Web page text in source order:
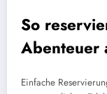
So
Abenteuer
Einfache